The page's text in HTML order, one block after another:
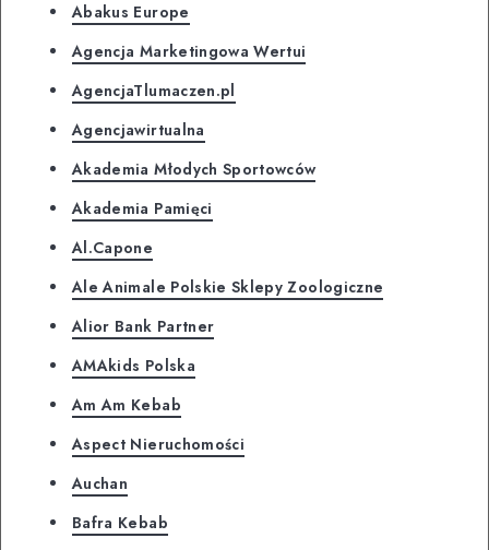
Abakus Europe
Agencja Marketingowa Wertui
AgencjaTlumaczen.pl
Agencjawirtualna
Akademia Młodych Sportowców
Akademia Pamięci
Al.Capone
Ale Animale Polskie Sklepy Zoologiczne
Alior Bank Partner
AMAkids Polska
Am Am Kebab
Aspect Nieruchomości
Auchan
Bafra Kebab